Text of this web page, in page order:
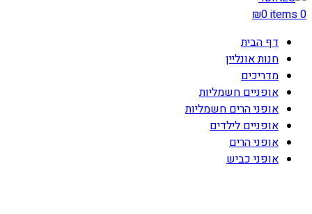
0
items
₪0
דף הבית
חנות אונליין
מדריכים
אופניים חשמליות
אופני הרים חשמליות
אופניים לילדים
אופני הרים
אופני כביש